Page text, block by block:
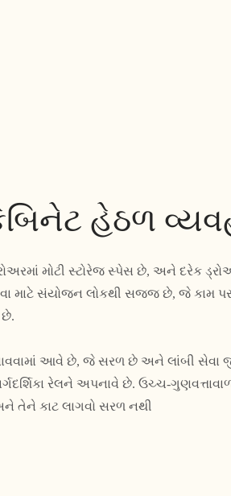
હેઠળ
મોટી સ્ટોરેજ સ્પેસ છે, અને દરેક
માટે સંયોજન લોકથી સજ્જ છે, જે કામ
આવે છે, જે સરળ છે અને લાંબી સેવા
રેલને અપનાવે છે. ઉચ્ચ-
તેને કાટ લાગવો સરળ નથી